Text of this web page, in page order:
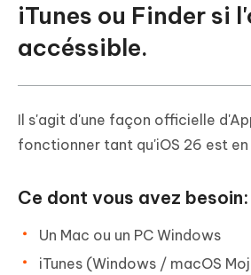
iTunes ou Finder si
accéssible.
Il s'agit d'une façon officielle
fonctionner tant qu'iOS 26 est en
Ce dont vous avez besoin:
Un Mac ou un PC Windows
iTunes (Windows / macOS